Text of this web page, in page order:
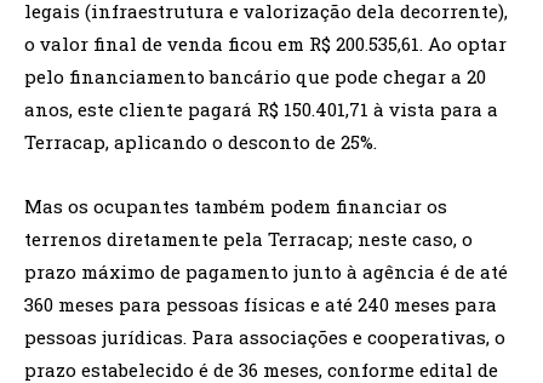
legais (infraestrutura e valorização dela decorrente),
o valor final de venda ficou em R$ 200.535,61. Ao optar
pelo financiamento bancário que pode chegar a 20
anos, este cliente pagará R$ 150.401,71 à vista para a
Terracap, aplicando o desconto de 25%.
Mas os ocupantes também podem financiar os
terrenos diretamente pela Terracap; neste caso, o
prazo máximo de pagamento junto à agência é de até
360 meses para pessoas físicas e até 240 meses para
pessoas jurídicas. Para associações e cooperativas, o
prazo estabelecido é de 36 meses, conforme edital de